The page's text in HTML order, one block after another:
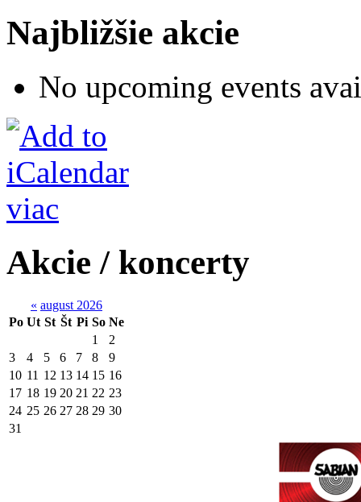
Najbližšie akcie
No upcoming events
viac
Akcie / koncerty
« august 2026
Po Ut St Št Pi So Ne
1
2
3
4 5 6 7 8
9
10 11 12 13 14 15 16
17 18 19 20 21 22 23
24 25 26 27 28 29 30
31